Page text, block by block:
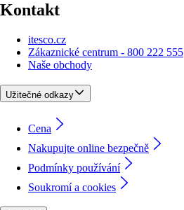
Kontakt
itesco.cz
Zákaznické centrum - 800 222 555
Naše obchody
Užitečné odkazy
Cena
Nakupujte online bezpečně
Podmínky používání
Soukromí a cookies